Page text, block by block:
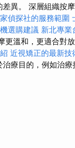
異。 深層組織按
偵探社的服務範圍
選購建議 新北專業
更溫和，更適合對
近視矯正的最新技
療目的，例如治療